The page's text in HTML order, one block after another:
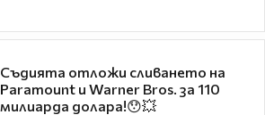
Съдията отложи сливането на
Paramount и Warner Bros. за 110
милиарда долара!😯💥